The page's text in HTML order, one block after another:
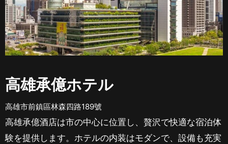
高雄承億ホテル
高雄市前鎮區林森四路189號
高雄承億酒店は市の中心に位置し、贅沢で快適な宿泊体
験を提供します。ホテルの内装はモダンで、設備も充実